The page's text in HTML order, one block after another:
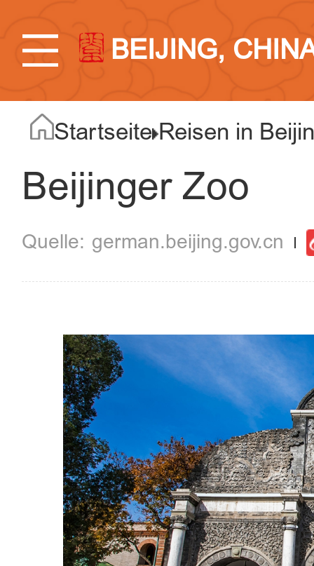
BEIJING,
Startseite Reisen in
Beijinger Zoo
german.beijing.gov.cn